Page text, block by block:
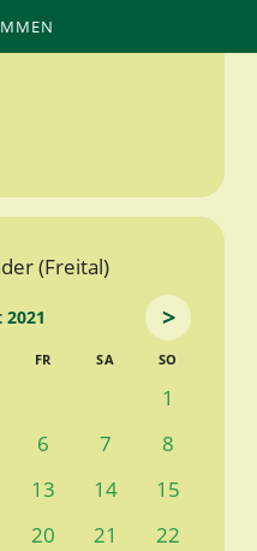
(Freital)
>
FR SA SO
1
6 7
8
13 14
15
20 21
22